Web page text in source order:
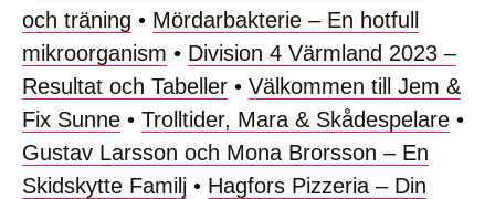
och träning • Mördarbakterie – En hotfull
mikroorganism • Division 4 Värmland 2023 –
Resultat och Tabeller • Välkommen till Jem &
Fix Sunne • Trolltider, Mara & Skådespelare •
Gustav Larsson och Mona Brorsson – En
Skidskytte Familj • Hagfors Pizzeria – Din